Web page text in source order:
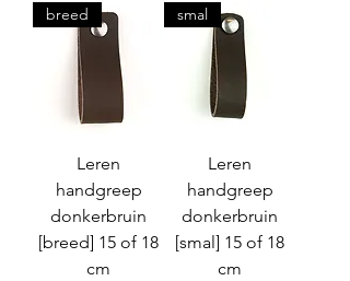
breed
Leren
handgreep
donkerbruin
[breed] 15 of 18
cm
smal
Leren
handgreep
donkerbruin
[smal] 15 of 18
cm